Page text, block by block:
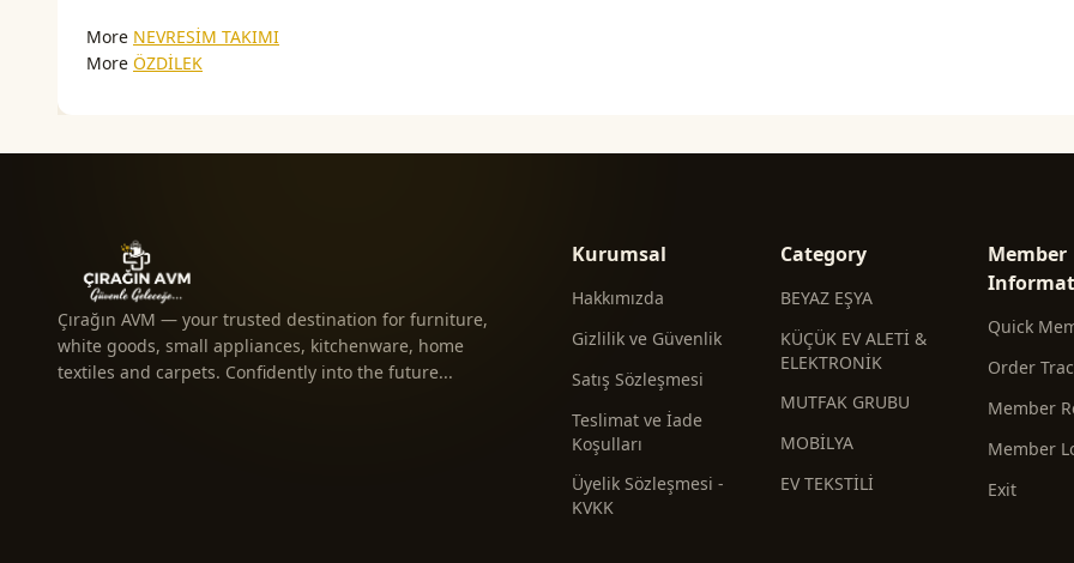
More NEVRESİM TAKIMI
More ÖZDİLEK
Çırağın AVM — your trusted destination for furniture,
white goods, small appliances, kitchenware, home
textiles and carpets. Confidently into the future...
Kurumsal
Hakkımızda
Gizlilik ve Güvenlik
Satış Sözleşmesi
Teslimat ve İade
Koşulları
Üyelik Sözleşmesi -
KVKK
Category
BEYAZ EŞYA
KÜÇÜK EV ALETİ &
ELEKTRONİK
MUTFAK GRUBU
MOBİLYA
EV TEKSTİLİ
Member
Quick
Order
Member
Member
Exit